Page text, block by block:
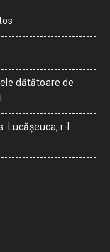
dătătoare de
Lucășeuca, r-l